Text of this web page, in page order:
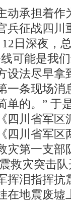
承担着作
兵征战四川
日深夜，
可能是我
设法尽早拿
一条现场消
单的。” 于
四川省军区
四川省军区
灾第一支部
救灾突击
挥泪指挥抗
在地震废墟